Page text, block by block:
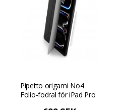
Pipetto origami No4
Folio-fodral för iPad Pro